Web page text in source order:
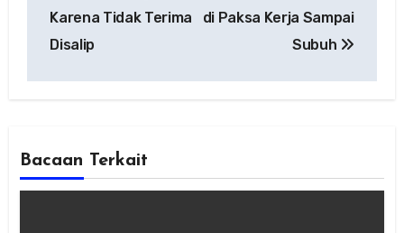
Karena Tidak Terima
Disalip
di Paksa Kerja Sampai
Subuh
Bacaan Terkait